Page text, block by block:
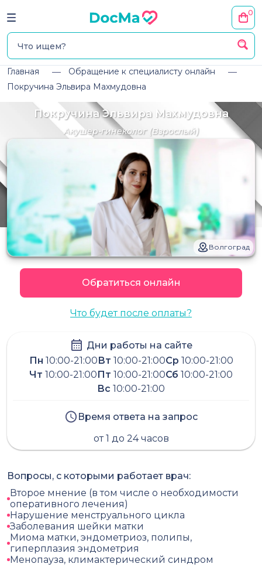
0
Главная
Обращение к специалисту онлайн
Покручина Эльвира Махмудовна
Покручина Эльвира Махмудовна
Акушер-гинеколог(Взрослый)
Волгоград
Обратиться онлайн
Что будет после оплаты?
Дни работы на сайте
Пн 10:00-21:00 Вт 10:00-21:00Ср 10:00-21:00
Чт 10:00-21:00 Пт 10:00-21:00Сб 10:00-21:00
Вс 10:00-21:00
Время ответа на запрос
от 1 до 24 часов
Вопросы, с которыми работает врач:
Второе мнение (в том числе о необходимости
оперативного лечения)
Нарушение менструального цикла
Заболевания шейки матки
Миома матки, эндометриоз, полипы,
гиперплазия эндометрия
Менопауза, климактерический синдром